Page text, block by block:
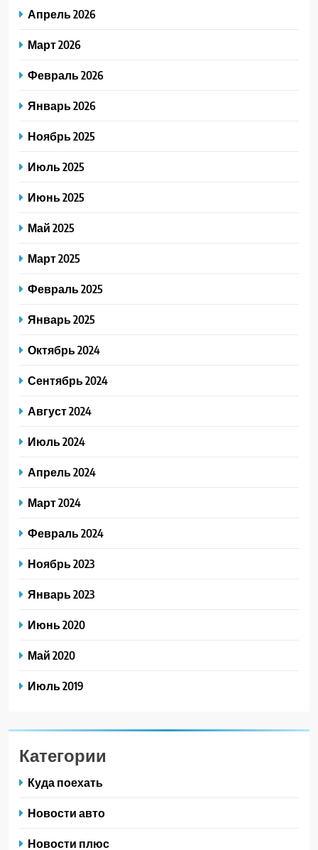
Апрель 2026
Март 2026
Февраль 2026
Январь 2026
Ноябрь 2025
Июль 2025
Июнь 2025
Май 2025
Март 2025
Февраль 2025
Январь 2025
Октябрь 2024
Сентябрь 2024
Август 2024
Июль 2024
Апрель 2024
Март 2024
Февраль 2024
Ноябрь 2023
Январь 2023
Июнь 2020
Май 2020
Июль 2019
Категории
Куда поехать
Новости авто
Новости плюс